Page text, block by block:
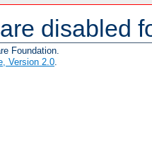
disabled
Foundation.
Version 2.0.